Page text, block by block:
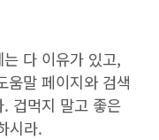
다 이유가 있고,
움말 페이지와 검색
겁먹지 말고 좋은
시라.